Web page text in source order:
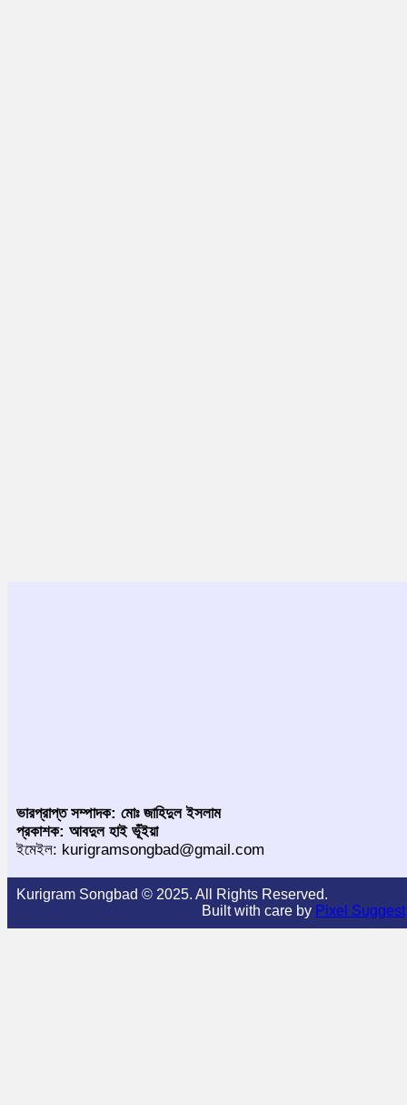
ভারপ্রাপ্ত সম্পাদক: মোঃ জাহিদুল ইসলাম
প্রকাশক: আবদুল হাই ভূঁইয়া
ইমেইল: kurigramsongbad@gmail.com
Kurigram Songbad © 2025. All Rights Reserved.
Built with care by Pixel Suggest